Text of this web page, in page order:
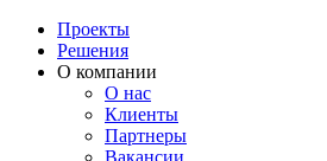
Проекты
Решения
О компании
О нас
Клиенты
Партнеры
Вакансии